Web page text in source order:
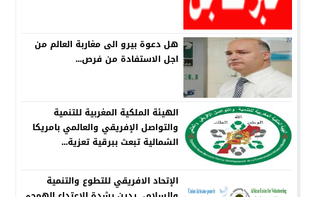
هل دعوة بيرو الى مغاربة العالم من
اجل الاستفادة من فرص...
الهيئة الملكية المغربية للتنمية
والتواصل الإفريقي والعالمي بامريكا
الشمالية تبعث ببرقية تعزية...
الإتحاد الافريقي للتطوع والتنمية